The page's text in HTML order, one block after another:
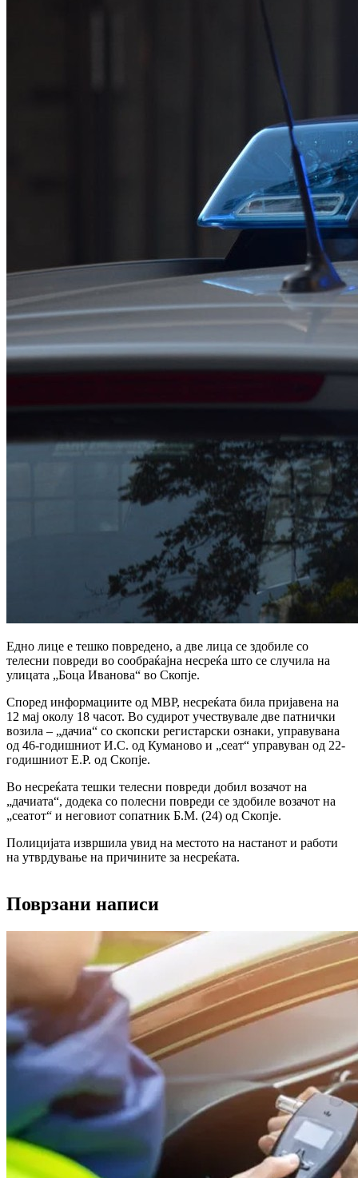
Едно лице е тешко повредено, а две лица се здобиле со
телесни повреди во сообраќајна несреќа што се случила на
улицата „Боца Иванова“ во Скопје.
Според информациите од МВР, несреќата била пријавена на
12 мај околу 18 часот. Во судирот учествувале две патнички
возила – „дачиа“ со скопски регистарски ознаки, управувана
од 46-годишниот И.С. од Куманово и „сеат“ управуван од 22-
годишниот Е.Р. од Скопје.
Во несреќата тешки телесни повреди добил возачот на
„дачиата“, додека со полесни повреди се здобиле возачот на
„сеатот“ и неговиот сопатник Б.М. (24) од Скопје.
Полицијата извршила увид на местото на настанот и работи
на утврдување на причините за несреќата.
Поврзани написи